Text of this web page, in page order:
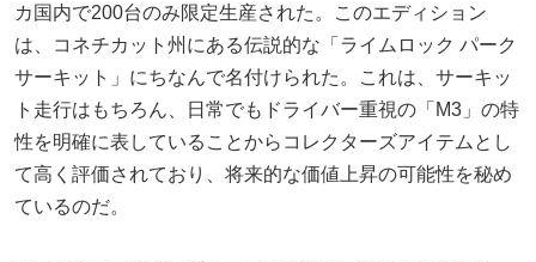
カ国内で200台のみ限定生産された。このエディション
は、コネチカット州にある伝説的な「ライムロック パーク
サーキット」にちなんで名付けられた。これは、サーキッ
ト走行はもちろん、日常でもドライバー重視の「M3」の特
性を明確に表していることからコレクターズアイテムとし
て高く評価されており、将来的な価値上昇の可能性を秘め
ているのだ。